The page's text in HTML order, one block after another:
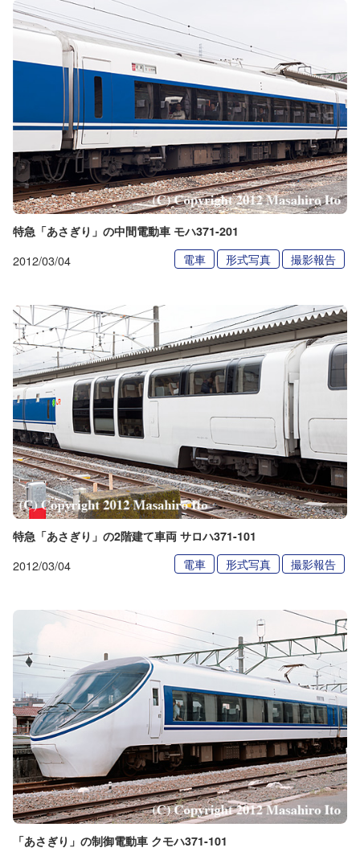
特急「あさぎり」の中間電動車 モハ371-201
2012/03/04 電車 形式写真 撮影報告
特急「あさぎり」の2階建て車両 サロハ371-101
2012/03/04 電車 形式写真 撮影報告
「あさぎり」の制御電動車 クモハ371-101